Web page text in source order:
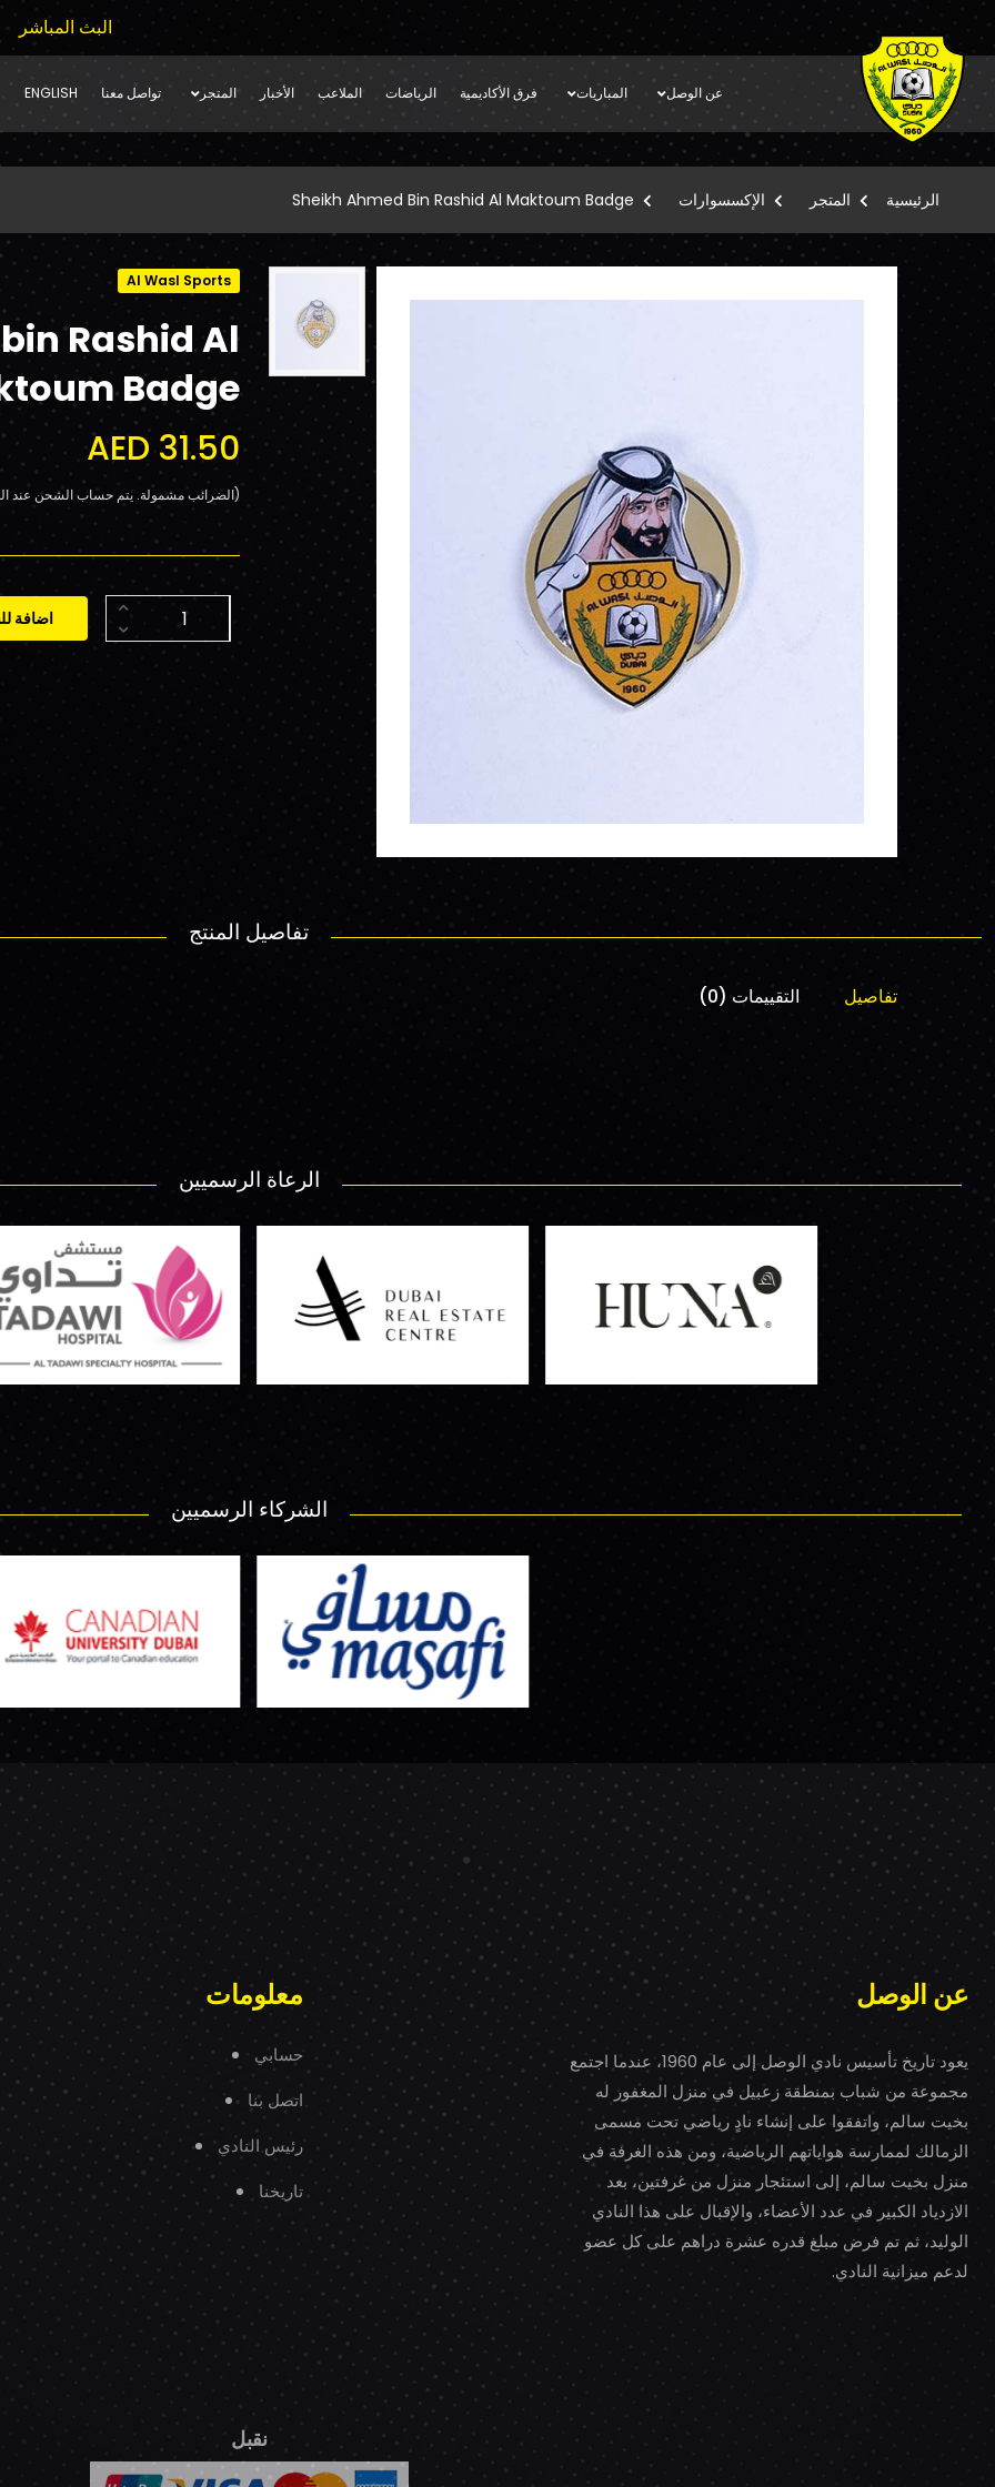
البث المباشر
عن الوصل المباريات فرق الأكاديمية الرياضات الملاعب الأخبار المتجر تواصل معنا ENGLISH
الرئيسية المتجر الإكسسوارات Sheikh Ahmed Bin Rashid Al Maktoum Badge
Al Wasl Sports
Rashid Al
Badge
AED 31.50
(الضرائب مشمولة. يتم حساب الشحن عند
اضافة
تفاصيل المنتج
تفاصيل التقييمات (0)
الرعاة الرسميين
الشركاء الرسميين
عن الوصل
يعود تاريخ تأسيس نادي الوصل إلى عام 1960، عندما اجتمع
مجموعة من شباب بمنطقة زعبيل في منزل المغفور له
بخيت سالم، واتفقوا على إنشاء نادٍ رياضي تحت مسمى
الزمالك لممارسة هواياتهم الرياضية، ومن هذه الغرفة في
منزل بخيت سالم، إلى استئجار منزل من غرفتين، بعد
الازدياد الكبير في عدد الأعضاء، والإقبال على هذا النادي
الوليد، ثم تم فرض مبلغ قدره عشرة دراهم على كل عضو
لدعم ميزانية النادي.
معلومات
حسابي
اتصل بنا
رئيس النادي
تاريخنا
نقبل